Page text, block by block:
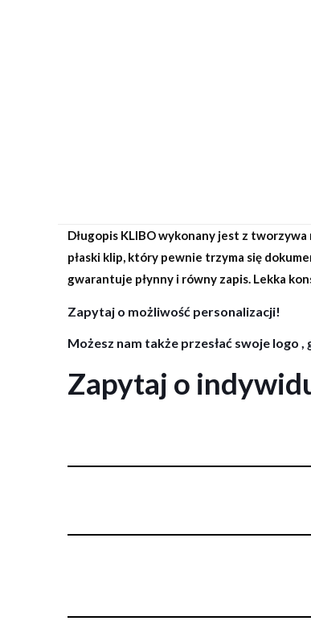
Długopis KLIBO wykonany jest z
płaski klip, który pewnie trzyma się
gwarantuje płynny i równy zapis. Lekka
Zapytaj o możliwość personalizacji!
Możesz nam także przesłać swoje logo ,
Zapytaj o